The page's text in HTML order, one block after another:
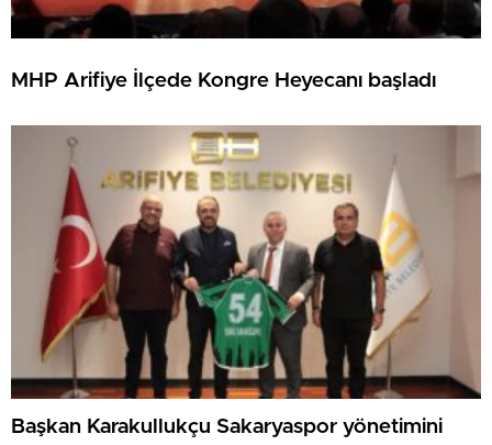
MHP Arifiye İlçede Kongre Heyecanı başladı
Başkan Karakullukçu Sakaryaspor yönetimini